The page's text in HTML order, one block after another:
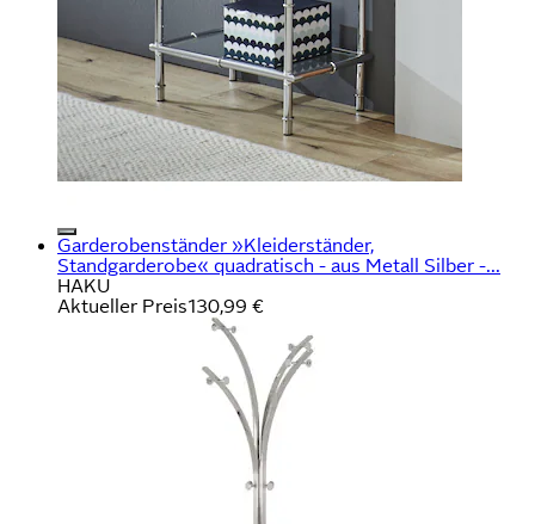
Garderobenständer »Kleiderständer,
Standgarderobe« quadratisch - aus Metall Silber -...
HAKU
Aktueller Preis130,99 €